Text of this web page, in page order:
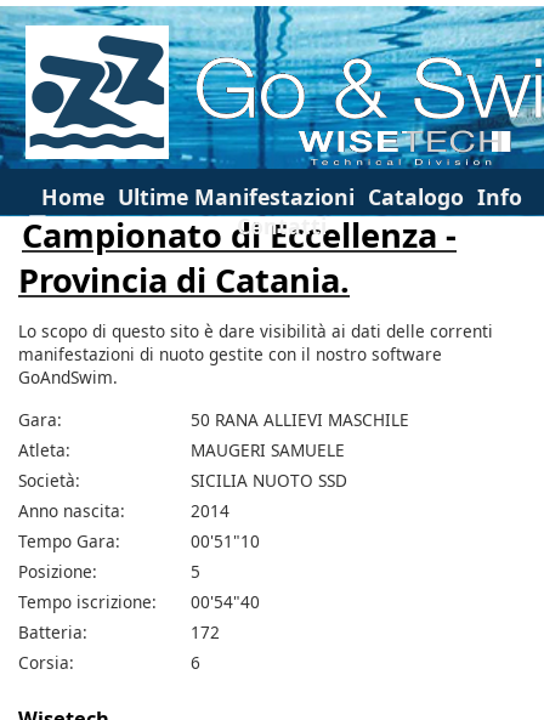
Home Ultime Manifestazioni Catalogo Info
Contatti
Campionato di Eccellenza -
Provincia di Catania.
Lo scopo di questo sito è dare visibilità ai dati delle correnti
manifestazioni di nuoto gestite con il nostro software
GoAndSwim.
Gara:
50 RANA ALLIEVI MASCHILE
Atleta:
MAUGERI SAMUELE
Società:
SICILIA NUOTO SSD
Anno nascita:
2014
Tempo Gara:
00'51"10
Posizione:
5
Tempo iscrizione:
00'54"40
Batteria:
172
Corsia:
6